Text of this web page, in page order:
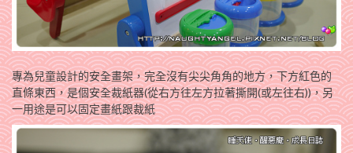
專為兒童設計的安全畫架，完全沒有尖尖角角的地方，下方紅色的
直條東西，是個安全裁紙器(從右方往左方拉著撕開(或左往右))，另
一用途是可以固定畫紙跟裁紙